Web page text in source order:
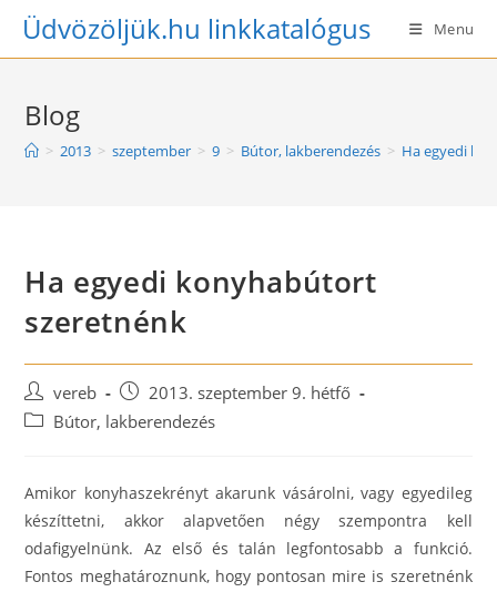
SkipÜdvözöljük.hu linkkatalógus Menu
Blog
> 2013 > szeptember > 9 > Bútor, lakberendezés > Ha egyedi
Ha egyedi konyhabútort
szeretnénk
Post
author:
vereb
Post
published:
2013. szeptember 9. hétfő
PostBútor, lakberendezés
Amikor konyhaszekrényt akarunk vásárolni, vagy egyedileg
készíttetni, akkor alapvetően négy szempontra kell
odafigyelnünk. Az első és talán legfontosabb a funkció.
Fontos meghatároznunk, hogy pontosan mire is szeretnénk